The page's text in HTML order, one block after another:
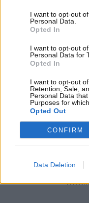
I want to opt-out
Personal Data.
Opted In
I want to opt-out
Personal Data for
Opted In
I want to opt-out
Retention, Sale,
Personal Data
Purposes for
Opted Out
CONFIRM
Data Deletion
Marc
mondiale: ecco il